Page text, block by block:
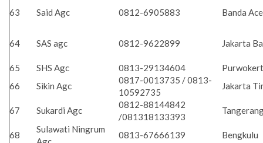
63 Said Agc 0812-6905883 Banda
64 SAS agc 0812-9622899 Jakarta
65 SHS Agc 0813-29134604
66
Sikin Agc
0817-0013735 / 0813-
10592735
Jakarta
67 Sukardi Agc
0812-88144842
/081318133393
68
Sulawati Ningrum
0813-67666139 Bengkulu